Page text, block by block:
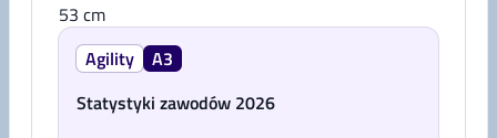
53 cm
Agility
A3
Statystyki zawodów 2026